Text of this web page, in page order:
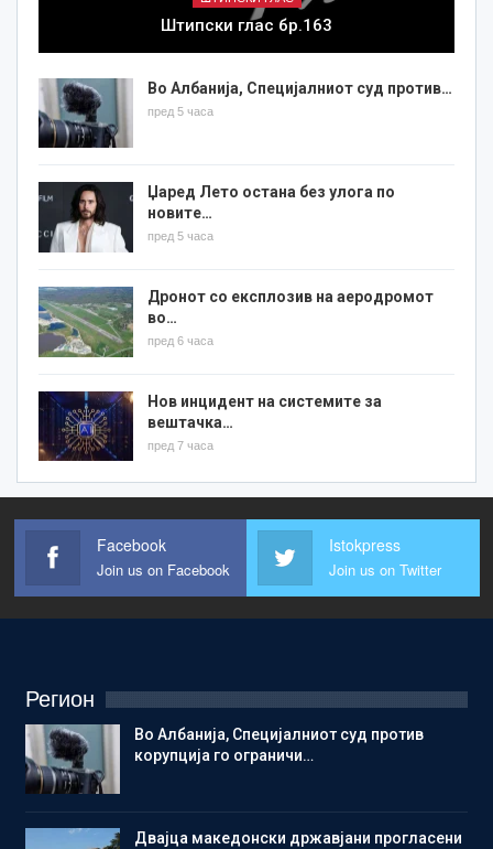
Штипски глас бр.163
Во Албанија, Специјалниот суд против…
пред 5 часа
Џаред Лето остана без улога по
новите…
пред 5 часа
Дронот со експлозив на аеродромот
во…
пред 6 часа
Нов инцидент на системите за
вештачка…
пред 7 часа
Facebook
Join us on Facebook
Istokpress
Join us on Twitter
Регион
Во Албанија, Специјалниот суд против
корупција го ограничи…
Двајца македонски државјани прогласени